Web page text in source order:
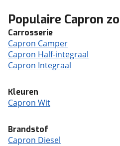
Populaire Capron
Carrosserie
Capron Camper
Capron Half-integraal
Capron Integraal
Kleuren
Capron Wit
Brandstof
Capron Diesel